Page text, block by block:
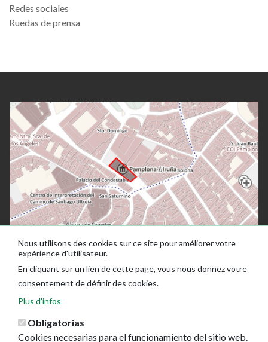
Redes sociales
Ruedas de prensa
Nous utilisons des cookies sur ce site pour améliorer votre
expérience d'utilisateur.
En cliquant sur un lien de cette page, vous nous donnez votre
consentement de définir des cookies.
Plus d'infos
Obligatorias
Cookies necesarias para el funcionamiento del sitio web.